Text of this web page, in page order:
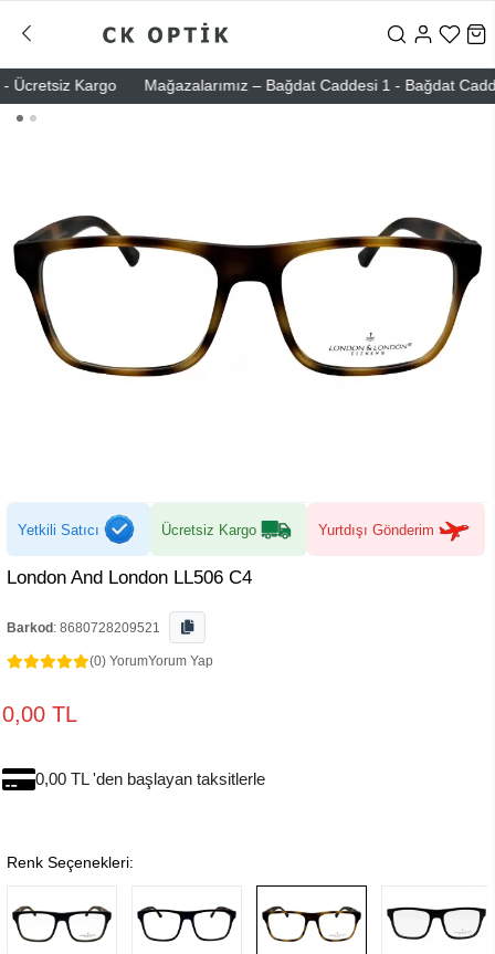
Kargo Mağazalarımız – Bağdat Caddesi 1 - Bağdat
Yetkili Satıcı Ücretsiz Kargo Yurtdışı Gönderim
London And London LL506 C4
Barkod : 8680728209521
(0) YorumYorum Yap
0,00 TL
0,00 TL 'den başlayan taksitlerle
Renk Seçenekleri: